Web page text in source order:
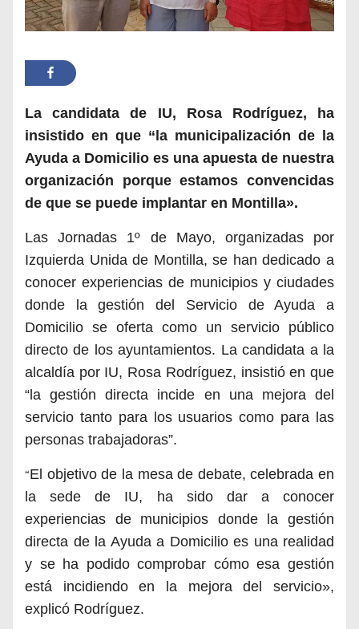
La candidata de IU, Rosa Rodríguez, ha
insistido en que “la municipalización de la
Ayuda a Domicilio es una apuesta de nuestra
organización porque estamos convencidas
de que se puede implantar en Montilla».
Las Jornadas 1º de Mayo, organizadas por
Izquierda Unida de Montilla, se han dedicado a
conocer experiencias de municipios y ciudades
donde la gestión del Servicio de Ayuda a
Domicilio se oferta como un servicio público
directo de los ayuntamientos. La candidata a la
alcaldía por IU, Rosa Rodríguez, insistióen que
“la gestión directa incide en una mejora del
servicio tanto para los usuarios como para las
personas trabajadoras”.
“El objetivo de la mesa de debate, celebrada en
la sede de IU, ha sido dar a conocer
experiencias de municipios donde la gestión
directa de la Ayuda a Domicilio es una realidad
y se ha podido comprobar cómo esa gestión
está incidiendo en la mejora del servicio»,
explicó Rodríguez.